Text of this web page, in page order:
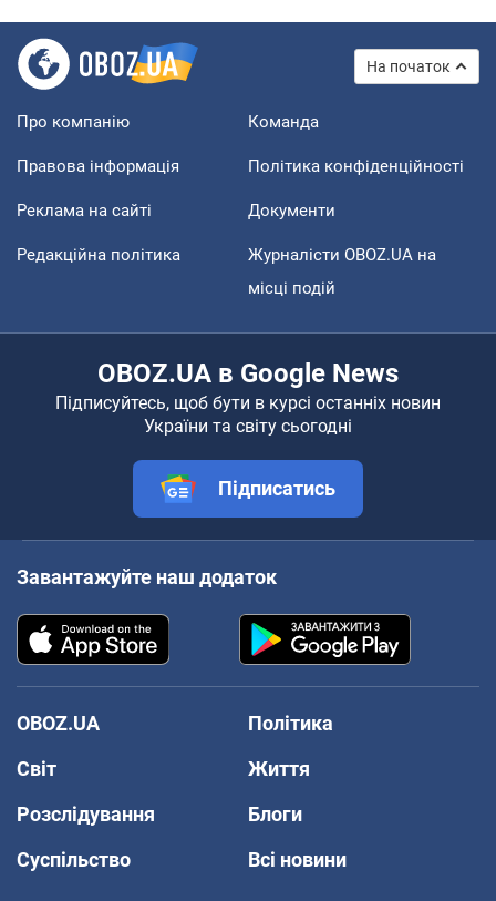
На початок
Про компанію Команда
Правова інформація Політика конфіденційності
Реклама на сайті Документи
Редакційна політика
Журналісти OBOZ.UA на
місці подій
OBOZ.UA в Google News
Підписуйтесь, щоб бути в курсі останніх новин
України та світу сьогодні
Підписатись
Завантажуйте наш додаток
OBOZ.UA
Політика
Світ
Життя
Розслідування
Блоги
Суспільство
Всі новини